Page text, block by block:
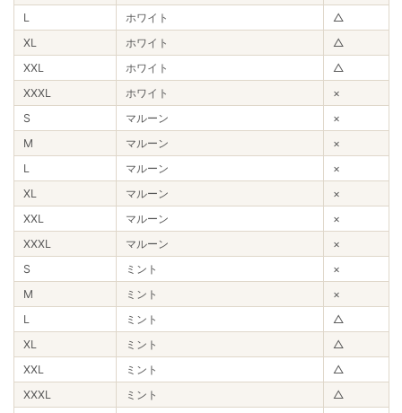
L
ホワイト
△
XL
ホワイト
△
XXL
ホワイト
△
XXXL
ホワイト
×
S
マルーン
×
M
マルーン
×
L
マルーン
×
XL
マルーン
×
XXL
マルーン
×
XXXL
マルーン
×
S
ミント
×
M
ミント
×
L
ミント
△
XL
ミント
△
XXL
ミント
△
XXXL
ミント
△